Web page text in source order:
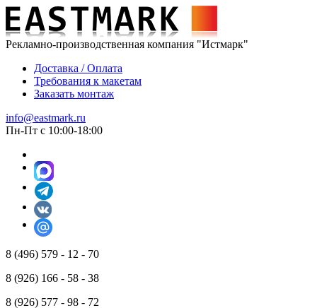
Рекламно-производственная компания "Истмарк"
Доставка / Оплата
Требования к макетам
Заказать монтаж
info@eastmark.ru
Пн-Пт с 10:00-18:00
8 (496) 579 - 12 - 70
8 (926) 166 - 58 - 38
8 (926) 577 - 98 - 72